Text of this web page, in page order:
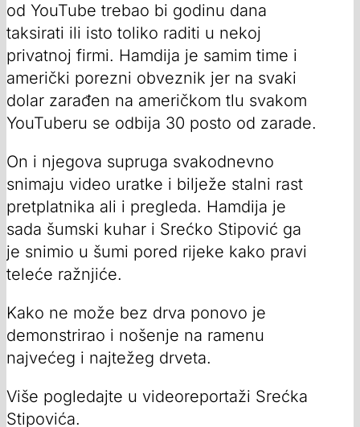
od YouTube trebao bi godinu dana
taksirati ili isto toliko raditi u nekoj
privatnoj firmi. Hamdija je samim time i
američki porezni obveznik jer na svaki
dolar zarađen na američkom tlu svakom
YouTuberu se odbija 30 posto od zarade.
On i njegova supruga svakodnevno
snimaju video uratke i bilježe stalni rast
pretplatnika ali i pregleda. Hamdija je
sada šumski kuhar i Srećko Stipović ga
je snimio u šumi pored rijeke kako pravi
teleće ražnjiće.
Kako ne može bez drva ponovo je
demonstrirao i nošenje na ramenu
najvećeg i najtežeg drveta.
Više pogledajte u videoreportaži Srećka
Stipovića.